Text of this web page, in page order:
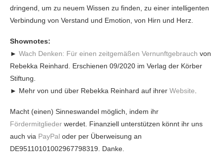
dringend, um zu neuem Wissen zu finden, zu einer intelligenten
Verbindung von Verstand und Emotion, von Hirn und Herz.
Shownotes:
► Wach Denken: Für einen zeitgemäßen Vernunftgebrauch von
Rebekka Reinhard. Erschienen 09/2020 im Verlag der Körber
Stiftung.
► Mehr von und über Rebekka Reinhard auf ihrer Website
Macht (einen) Sinneswandel möglich, indem ihr
Fördermitglieder werdet. Finanziell unterstützen könnt ihr uns
auch via PayPal oder per Überweisung an
DE95110101002967798319. Danke.